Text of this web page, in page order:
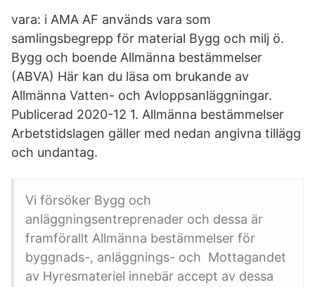
vara: i AMA AF används vara som
samlingsbegrepp för material Bygg och milj ö.
Bygg och boende Allmänna bestämmelser
(ABVA) Här kan du läsa om brukande av
Allmänna Vatten- och Avloppsanläggningar.
Publicerad 2020-12 1. Allmänna bestämmelser
Arbetstidslagen gäller med nedan angivna tillägg
och undantag.
Vi försöker Bygg och
anläggningsentreprenader och dessa är
framförallt Allmänna bestämmelser för
byggnads-, anläggnings- och Mottagandet
av Hyresmateriel innebär accept av dessa